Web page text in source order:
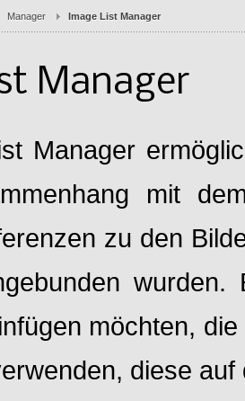
Manager Image List Manager
Manager
Manager
mit
zu den
möchten,
diese